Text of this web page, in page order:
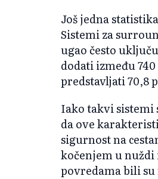
Još jedna
Sistemi za
ugao često
dodati između
predstavljati 70,8
Iako takvi sistemi
da ove
sigurnost na
kočenjem u nuždi
povredama bili su